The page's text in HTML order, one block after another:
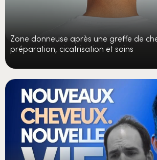
Zone donneuse après une greffe de
préparation, cicatrisation et soins